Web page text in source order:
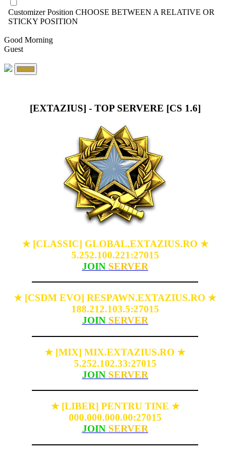
Customizer Position CHOOSE BETWEEN A RELATIVE OR
STICKY POSITION
Good Morning
Guest
[EXTAZIUS] - TOP SERVERE [CS 1.6]
★[CLASSIC] GLOBAL.EXTAZIUS.RO ★
5.252.100.221:27015
JOIN SERVER
★ [CSDM EVO] RESPAWN.EXTAZIUS.RO ★
188.212.103.5:27015
JOIN SERVER
★ [MIX] MIX.EXTAZIUS.RO ★
5.252.102.33:27015
JOIN SERVER
★[LIBER] PENTRU TINE ★
000.000.000.00:27015
JOIN SERVER